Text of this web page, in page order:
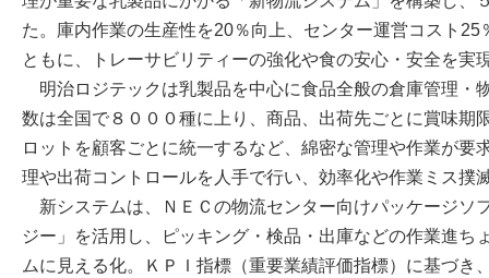
た。庫内作業の生産性を20％向上、センター運営コスト
ともに、トレーサビリティーの強化や食の安心・安全を実
明治ロジテックは乳製品を中心に食品全般の倉庫管理・
数は全国で８０００種に上り、商品、出荷先ごとに賞味期
ロットを顧客ごとに統一するなど、綿密な管理や作業が要
理や出荷コントロールを人手で行い、効率化や作業ミス撲
新システムは、ＮＥＣの物流センター向けパッケージ
ジー」を活用し、ピッキング・検品・出庫などの作業進ち
ムに見える化。ＫＰＩ指標（重要業績評価指標）に基づき